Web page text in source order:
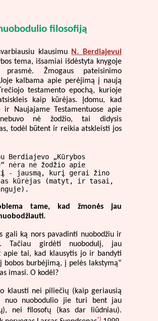
filosofiją
klausimu N. Berdiajevui
tema, išsamiai išdėstyta knygoje
prasmė. Žmogaus pateisinimo
kalbama apie perėjimą į naują
testamento epochą, kurioje
kaip kūrėjas. Įdomu, kad
ir Naujajame Testamentuose apie
nė žodžio, tai didysis
todėl būtent ir reikia atskleisti jos
Berdiajevo „Kūrybos
nėra nė žodžio apie
- jausmą, kurį gerai žino
kūrėjas (matyt, ir tasai,
tame, kad žmonės jau
gali ką nors pavadinti nuobodžiu ir
Tačiau girdėti nuobodulį, jau
apie tai, kad klausytis jo ir bandyti
bobos burbėjimą, į pelės lakstymą“
imasi. O kodėl?
klausti nei piliečių (kaip geriausią
nuo nuobodulio jie turi bent jau
nei filosofų (kas dar liūdniau).
*)